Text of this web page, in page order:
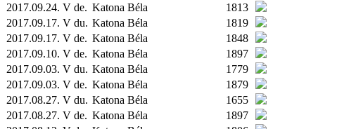
2017.09.24. V de. Katona Béla
1813
2017.09.17. V du. Katona Béla
1819
2017.09.17. V de. Katona Béla
1848
2017.09.10. V de. Katona Béla
1897
2017.09.03. V du. Katona Béla
1779
2017.09.03. V de. Katona Béla
1879
2017.08.27. V du. Katona Béla
1655
2017.08.27. V de. Katona Béla
1897